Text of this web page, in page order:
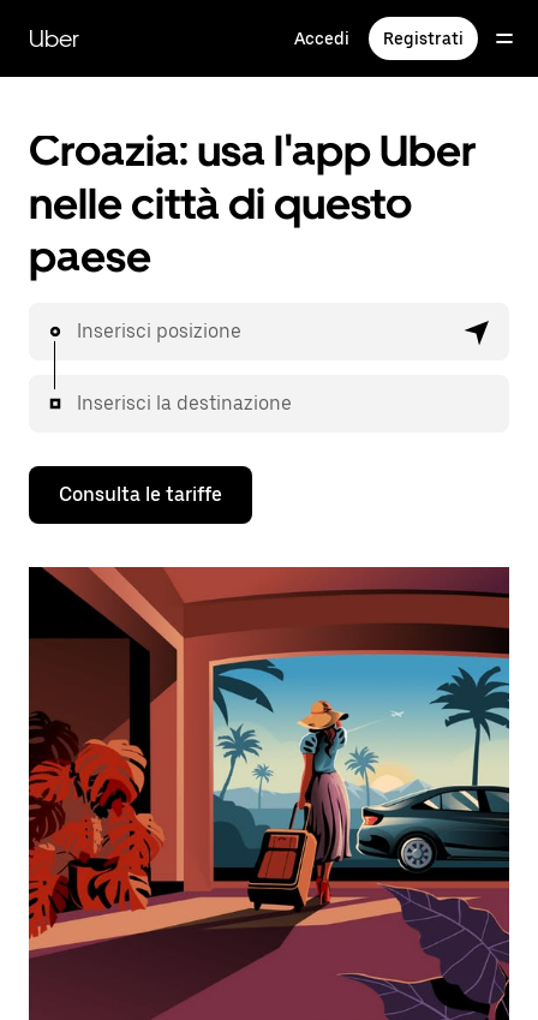
contenuto
principale
Uber Accedi Registrati
Croazia: usa l'app Uber
nelle città di questo
paese
Inserisci posizione
Inserisci la destinazione
Consulta le tariffe